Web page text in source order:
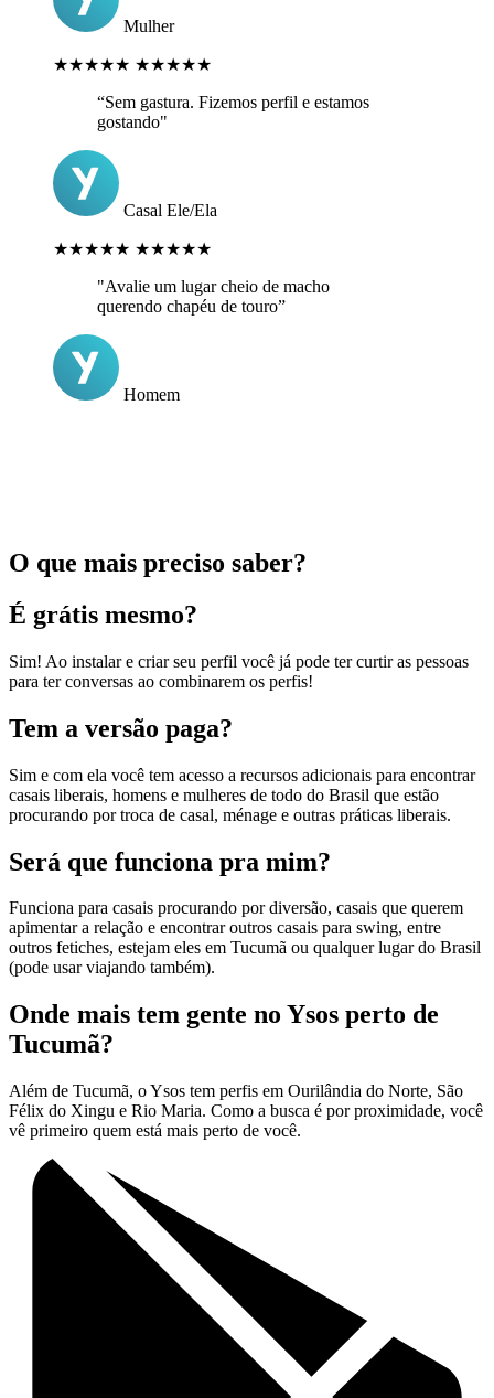
Mulher
★★★★★ ★★★★★
“Sem gastura. Fizemos perfil e estamos
gostando"
Casal Ele/Ela
★★★★★ ★★★★★
"Avalie um lugar cheio de macho
querendo chapéu de touro”
Homem
O que mais preciso saber?
É grátis mesmo?
Sim! Ao instalar e criar seu perfil você já pode ter curtir as pessoas
para ter conversas ao combinarem os perfis!
Tem a versão paga?
Sim e com ela você tem acesso a recursos adicionais para encontrar
casais liberais, homens e mulheres de todo do Brasil que estão
procurando por troca de casal, ménage e outras práticas liberais.
Será que funciona pra mim?
Funciona para casais procurando por diversão, casais que querem
apimentar a relação e encontrar outros casais para swing, entre
outros fetiches, estejam eles em Tucumã ou qualquer lugar do Brasil
(pode usar viajando também).
Onde mais tem gente no Ysos perto de
Tucumã?
Além de Tucumã, o Ysos tem perfis em Ourilândia do Norte, São
Félix do Xingu e Rio Maria. Como a busca é por proximidade, você
vê primeiro quem está mais perto de você.